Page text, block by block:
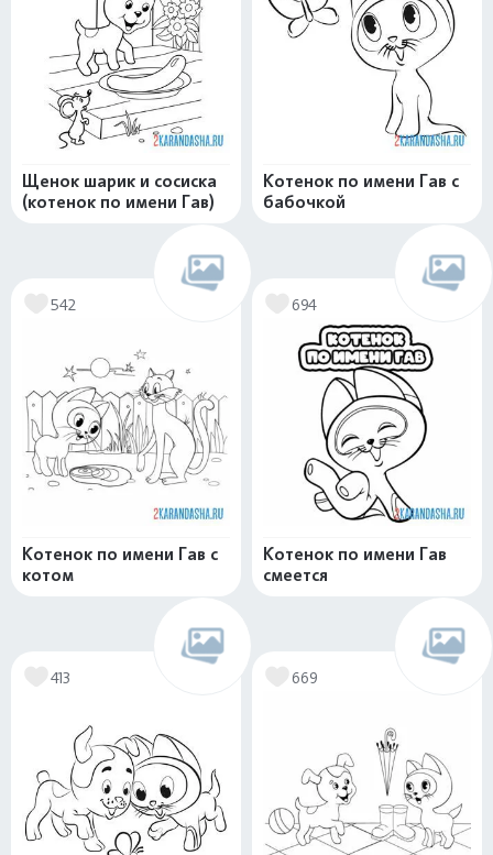
Щенок шарик и сосиска
(котенок по имени Гав)
Котенок по имени Гав с
бабочкой
542
Котенок по имени Гав с
котом
694
Котенок по имени Гав
смеется
413 669